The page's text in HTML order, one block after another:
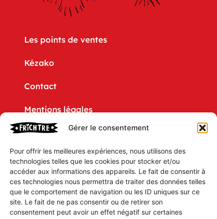
Gérer le consentement
Pour offrir les meilleures expériences, nous utilisons des
technologies telles que les cookies pour stocker et/ou
accéder aux informations des appareils. Le fait de consentir à
ces technologies nous permettra de traiter des données telles
que le comportement de navigation ou les ID uniques sur ce
site. Le fait de ne pas consentir ou de retirer son
consentement peut avoir un effet négatif sur certaines
Les points de ventes
Kézako
Contact
Mentions légales
Politique de confidentialité
CGV
Mon compte
Mon Panier